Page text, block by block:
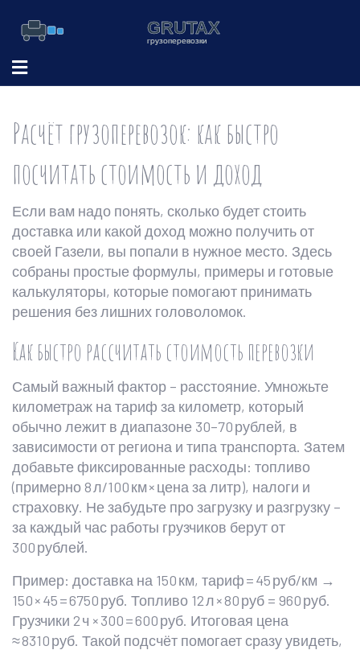
Расчёт грузоперевозок: как быстро
посчитать стоимость и доход
Если вам надо понять, сколько будет стоить
доставка или какой доход можно получить от
своей Газели, вы попали в нужное место. Здесь
собраны простые формулы, примеры и готовые
калькуляторы, которые помогают принимать
решения без лишних головоломок.
Как быстро рассчитать стоимость перевозки
Самый важный фактор – расстояние. Умножьте
километраж на тариф за километр, который
обычно лежит в диапазоне 30–70 рублей, в
зависимости от региона и типа транспорта. Затем
добавьте фиксированные расходы: топливо
(примерно 8 л/100 км × цена за литр), налоги и
страховку. Не забудьте про загрузку и разгрузку –
за каждый час работы грузчиков берут от
300 рублей.
Пример: доставка на 150 км, тариф = 45 руб/км →
150 × 45 = 6750 руб. Топливо 12 л × 80 руб = 960 руб.
Грузчики 2 ч × 300 = 600 руб. Итоговая цена
≈ 8310 руб. Такой подсчёт помогает сразу увидеть,